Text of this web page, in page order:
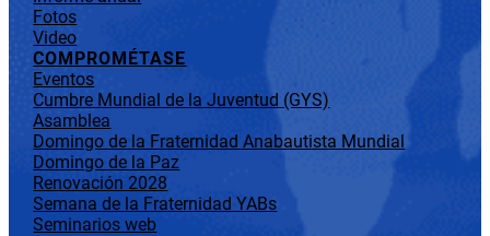
Fotos
Video
COMPROMÉTASE
Eventos
Cumbre Mundial de la Juventud (GYS)
Asamblea
Domingo de la Fraternidad Anabautista Mundial
Domingo de la Paz
Renovación 2028
Semana de la Fraternidad YABs
Seminarios web